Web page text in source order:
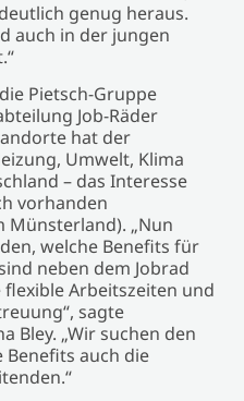
genug heraus.
auch in der jungen
Pietsch-Gruppe
Job-Räder
hat der
Umwelt, Klima
– das Interesse
vorhanden
Münsterland). „Nun
welche Benefits für
neben dem Jobrad
Arbeitszeiten und
sagte
Bley. „Wir suchen den
auch die